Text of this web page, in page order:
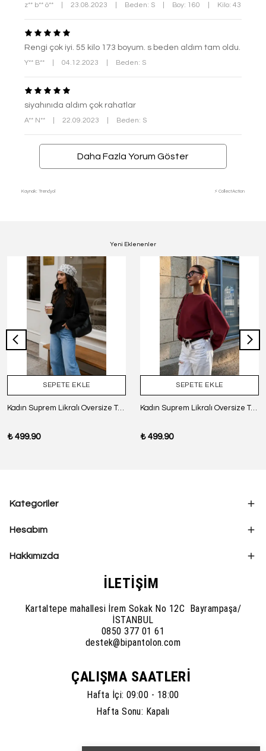
z** b** ö** 23.08.2023 Beden: S Boy: 160 Kilo: 43
Rengi çok iyi. 55 kilo 173 boyum. s beden aldım tam oldu.
Y** B** 04.12.2023 Beden: S
siyahınıda aldım çok rahatlar
A** N** 22.09.2023 Beden: S
Daha Fazla Yorum Göster
Kaynak: Trendyol ⚡ CollectAction
Yeni Eklenenler
SEPETE EKLE
Kadın Suprem Likralı Oversize T-Shirt - SİYAH
₺ 499.90
SEPETE EKLE
Kadın Suprem Likralı Oversize T-Shirt - BORDO
₺ 499.90
Kategoriler
Hesabım
Hakkımızda
İLETİŞİM
Kartaltepe mahallesi İrem Sokak No 12C Bayrampaşa/
İSTANBUL
0850 377 01 61
destek@bipantolon.com
ÇALIŞMA SAATLERİ
Hafta İçi: 09:00 - 18:00
Hafta Sonu: Kapalı